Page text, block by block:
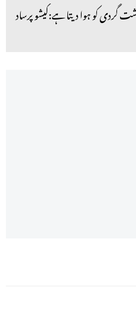
گردی کو ہوا دیتا ہے:کیشو پرساد